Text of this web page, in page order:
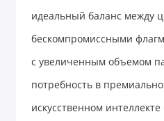
идеальный баланс между
бескомпромиссными
с увеличенным объемом
потребность в
искусственном интеллекте